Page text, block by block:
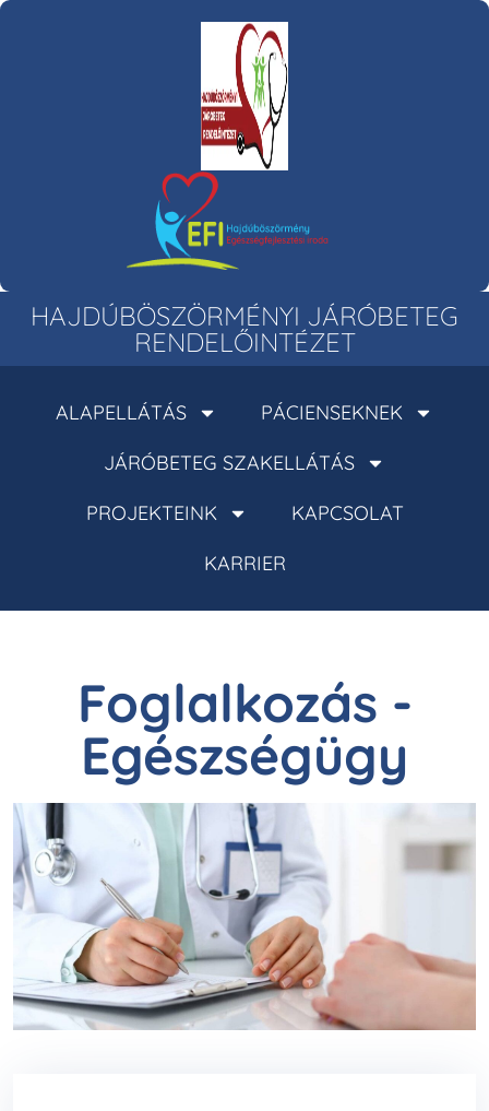
HAJDÚBÖSZÖRMÉNYI JÁRÓBETEG
RENDELŐINTÉZET
ALAPELLÁTÁS
PÁCIENSEKNEK
JÁRÓBETEG SZAKELLÁTÁS
PROJEKTEINK
KAPCSOLAT
KARRIER
Foglalkozás -
Egészségügy